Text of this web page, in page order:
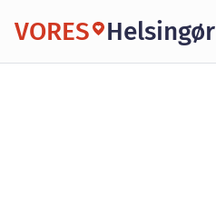
VORES Helsingør